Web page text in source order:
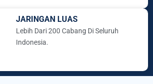
JARINGAN LUAS
Lebih Dari 200 Cabang Di Seluruh
Indonesia.